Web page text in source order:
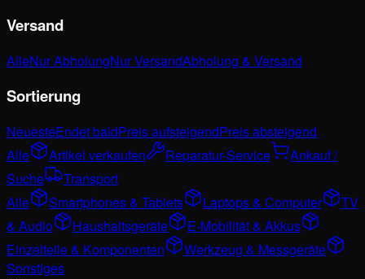
Versand
AlleNur AbholungNur VersandAbholung & Versand
Sortierung
NeuesteEndet baldPreis aufsteigendPreis absteigend
Alle
Artikel verkaufen Reparatur-Service
Ankauf /
Suche
Transport
Alle
Smartphones & Tablets Laptops & Computer
TV
& Audio
Haushaltsgeräte
E-Mobilität & Akkus
Einzelteile & Komponenten
Werkzeug & Messgeräte
Sonstiges